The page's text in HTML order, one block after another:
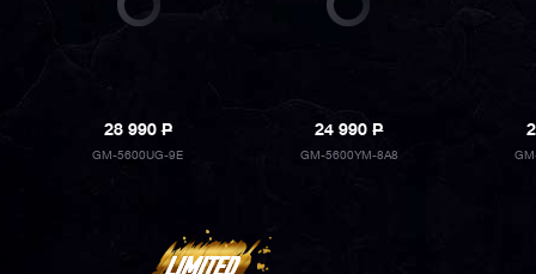
28 990P
GM-5600UG-9E
24 990P
GM-5600YM-8A8